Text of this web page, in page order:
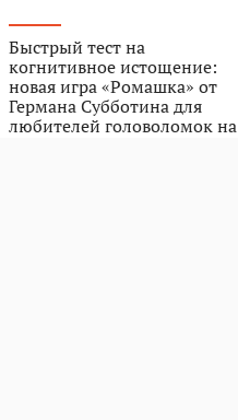
Быстрый тест на
когнитивное истощение:
новая игра «Ромашка» от
Германа Субботина для
любителей головоломок на